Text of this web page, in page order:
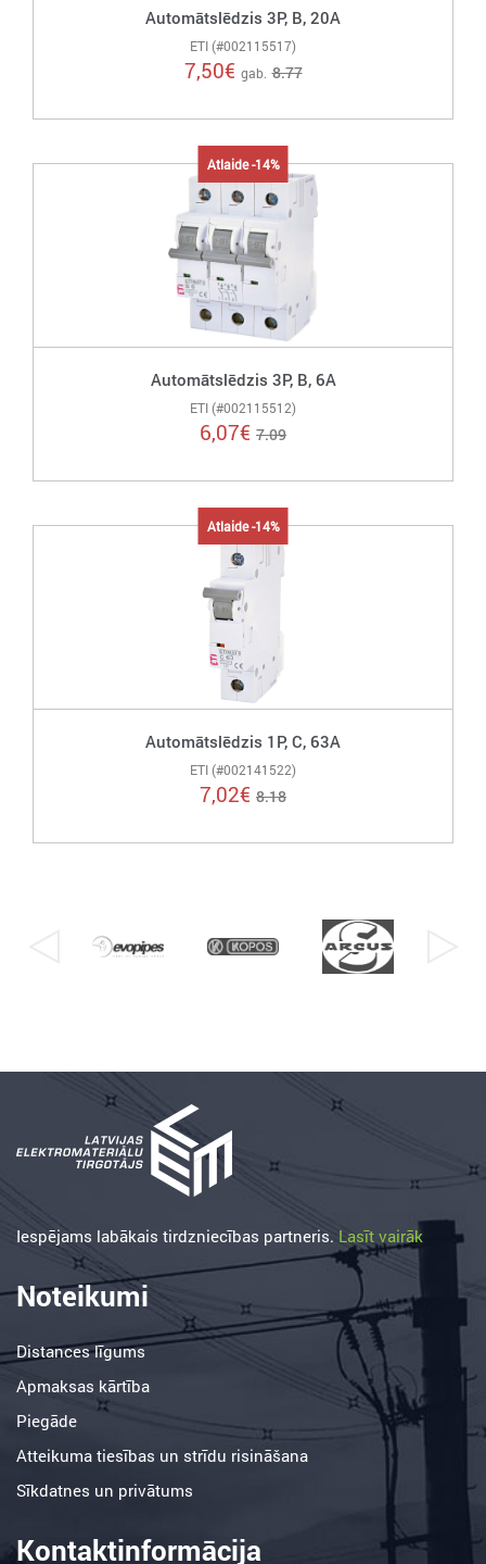
Automātslēdzis 3P, B, 20A
ETI (#002115517)
7,50€ gab. 8.77
Atlaide -14%
Automātslēdzis 3P, B, 6A
ETI (#002115512)
6,07€ 7.09
Atlaide -14%
Automātslēdzis 1P, C, 63A
ETI (#002141522)
7,02€ 8.18
Iespējams labākais tirdzniecības partneris. Lasīt vairāk
Noteikumi
Distances līgums
Apmaksas kārtība
Piegāde
Atteikuma tiesības un strīdu risināšana
Sīkdatnes un privātums
Kontaktinformācija